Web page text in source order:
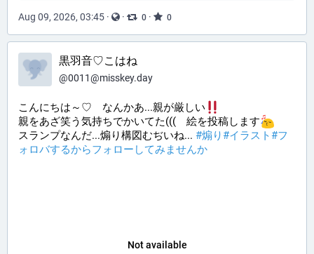
Aug 09, 2026, 03:45 · · 0 · 0
黒羽音♡こはね
@0011@misskey.day
こんにちは～♡ なんかあ...親が厳しい
親をあざ笑う気持ちでかいてた((( 絵を投稿します​
スランプなんだ...煽り構図むぢいね... #煽り#イラスト#フ
ォロバするからフォローしてみませんか
Not available